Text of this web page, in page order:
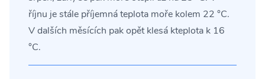
říjnu je stále příjemná teplota moře kolem 22 °C.
V dalších měsících pak opět klesá kteplota k 16
°C.